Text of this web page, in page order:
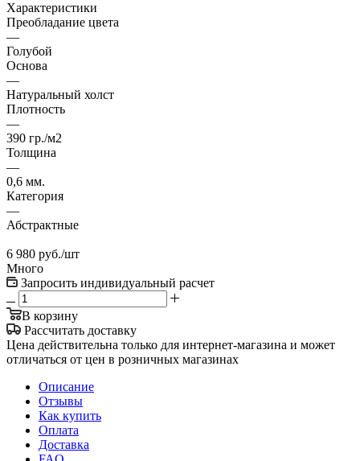
Характеристики
Преобладание цвета
—
Голубой
Основа
—
Натуральный холст
Плотность
—
390 гр./м2
Толщина
—
0,6 мм.
Категория
—
Абстрактные
6 980 руб./шт
Много
Запросить индивидуальный расчет
В корзину
Рассчитать доставку
Цена действительна только для интернет-магазина и может
отличаться от цен в розничных магазинах
Описание
Отзывы
Как купить
Оплата
Доставка